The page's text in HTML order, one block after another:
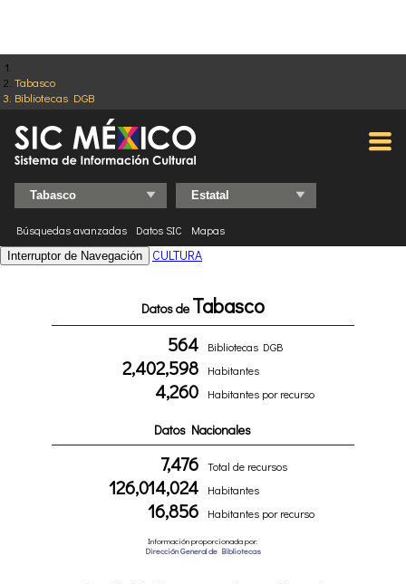
Tabasco
Bibliotecas DGB
Búsquedas avanzadas Datos SIC Mapas
Interruptor de Navegación CULTURA
Datos de Tabasco
564 Bibliotecas DGB
2,402,598 Habitantes
4,260 Habitantes por recurso
Datos Nacionales
7,476 Total de recursos
126,014,024 Habitantes
16,856 Habitantes por recurso
Información proporcionada por:
Dirección General de Bibliotecas